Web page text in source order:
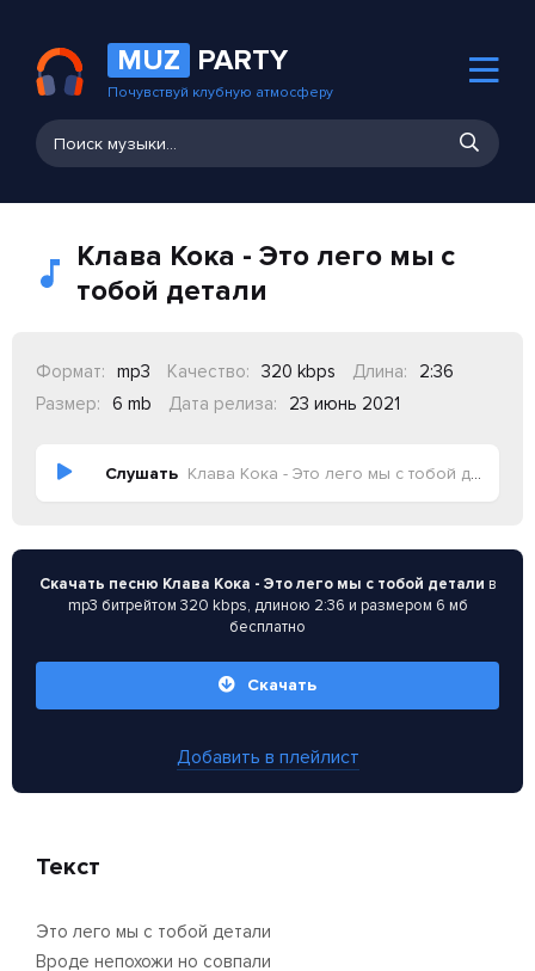
MUZ PARTY
Почувствуй клубную атмосферу
Клава Кока - Это лего мы с
тобой детали
Формат: mp3 Качество: 320 kbps Длина:
2:36
Размер:
6 mb Дата релиза: 23 июнь 2021
Слушать Клава Кока - Это лего мы с тобой детали
Скачать песню Клава Кока - Это лего мы с тобой детали в
mp3 битрейтом 320 kbps, длиною 2:36 и размером 6 мб
бесплатно
Скачать
Добавить в плейлист
Текст
Это лего мы с тобой детали
Вроде непохожи но совпали